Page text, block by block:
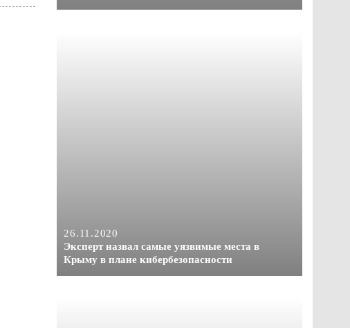
26.11.2020
Эксперт назвал самые уязвимые места в
Крыму в плане кибербезопасности